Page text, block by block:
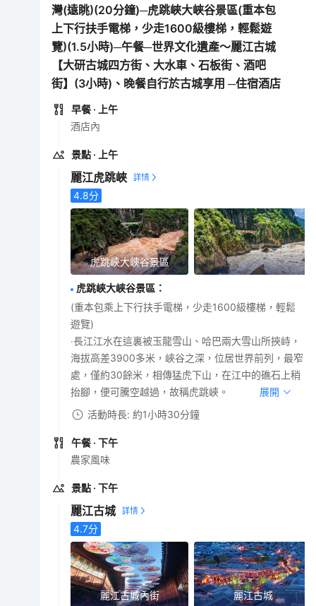
灣(遠眺)(20分鐘)─虎跳峽大峽谷景區(重本包
上下行扶手電梯，少走1600級樓梯，輕鬆遊
覽)(1.5小時)─午餐─世界文化遺產～麗江古城
【大研古城四方街、大水車、石板街、酒吧
街】(3小時)、晚餐自行於古城享用 ─住宿酒店
早餐 · 上午
酒店內
景點 · 上午
麗江虎跳峽
4.8分
虎跳峽大峽谷景區
虎跳峽大峽谷景區 ：
(重本包乘上下行扶手電梯，少走1600級樓梯，輕鬆
遊覽)
‧長江江水在這裏被玉龍雪山、哈巴兩大雪山所挾峙，
海拔高差3900多米，峽谷之深，位居世界前列，最窄
處，僅約30餘米，相傳猛虎下山，在江中的礁石上稍
抬腳，便可騰空越過，故稱虎跳峽。
展開
活動時長: 約1小時30分鐘
午餐 · 下午
農家風味
景點 · 下午
麗江古城
4.7分
麗江古城內街 麗江古城